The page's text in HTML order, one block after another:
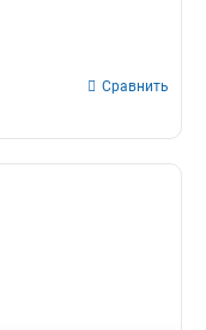
Сравнить